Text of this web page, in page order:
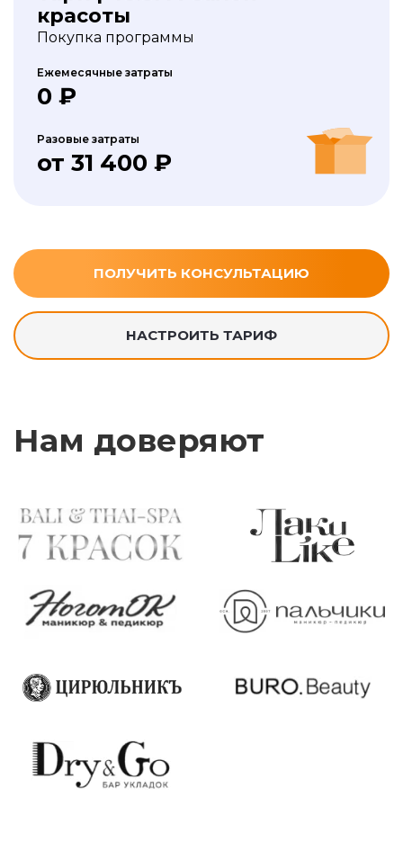
красоты
Покупка программы
Ежемесячные затраты
0 ₽
Разовые затраты
от 31 400 ₽
ПОЛУЧИТЬ КОНСУЛЬТАЦИЮ
НАСТРОИТЬ ТАРИФ
Нам доверяют